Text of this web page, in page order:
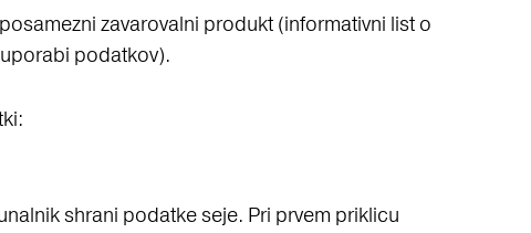
zavarovalni produkt (informativni list o
podatkov).
shrani podatke seje. Pri prvem priklicu